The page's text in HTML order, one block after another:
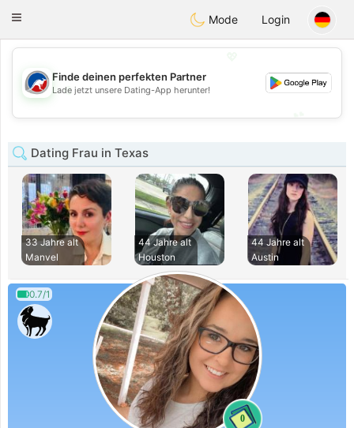
Australia Chat
Toggle
Mode Login
💖
💕
Finde deinen perfekten Partner
Lade jetzt unsere Dating-App herunter!
Dating Frau in Texas
33 Jahre alt
Manvel
44 Jahre alt
Houston
44 Jahre alt
Austin
0.7/1
0